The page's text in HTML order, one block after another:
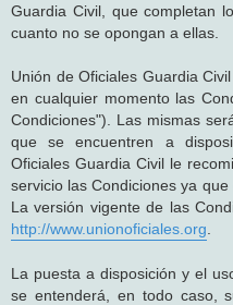
Guardia Civil, que completan
cuanto no se opongan a ellas.
Unión de Oficiales Guardia
en cualquier momento las
Condiciones"). Las mismas
que se encuentren a
Oficiales Guardia Civil le
servicio las Condiciones ya
La versión vigente de las
http://www.unionoficiales.org
La puesta a disposición y el
se entenderá, en todo caso,